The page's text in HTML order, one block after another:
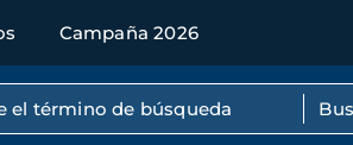
Campaña 2026
por texto completo